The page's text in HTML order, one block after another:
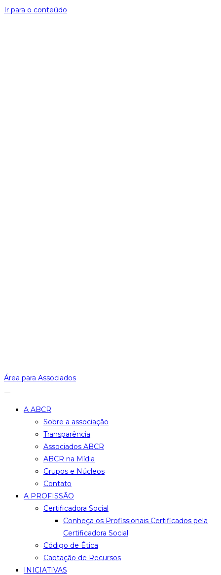
Ir para o conteúdo
Área para Associados
A ABCR
Sobre a associação
Transparência
Associados ABCR
ABCR na Mídia
Grupos e Núcleos
Contato
A PROFISSÃO
Certificadora Social
Conheça os Profissionais Certificados pela
Certificadora Social
Código de Ética
Captação de Recursos
INICIATIVAS